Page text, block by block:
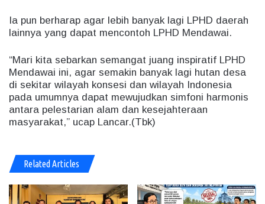
Ia pun berharap agar lebih banyak lagi LPHD daerah
lainnya yang dapat mencontoh LPHD Mendawai.
“Mari kita sebarkan semangat juang inspiratif LPHD
Mendawai ini, agar semakin banyak lagi hutan desa
di sekitar wilayah konsesi dan wilayah Indonesia
pada umumnya dapat mewujudkan simfoni harmonis
antara pelestarian alam dan kesejahteraan
masyarakat,” ucap Lancar.(Tbk)
Related Articles